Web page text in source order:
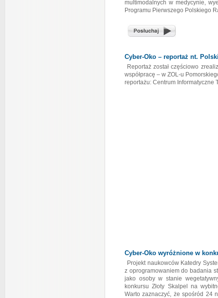
multimodalnych w medycynie,
Programu Pierwszego Polskiego
Cyber-Oko – reportaż nt.
Reportaż został częściowo
współpracę – w ZOL-u
reportażu: Centrum Informatyczne
Cyber-Oko wyróżnione w
Projekt naukowców Katedry
z oprogramowaniem do badania
jako osoby w stanie
konkursu Złoty Skalpel na
Warto zaznaczyć, że spośród 24